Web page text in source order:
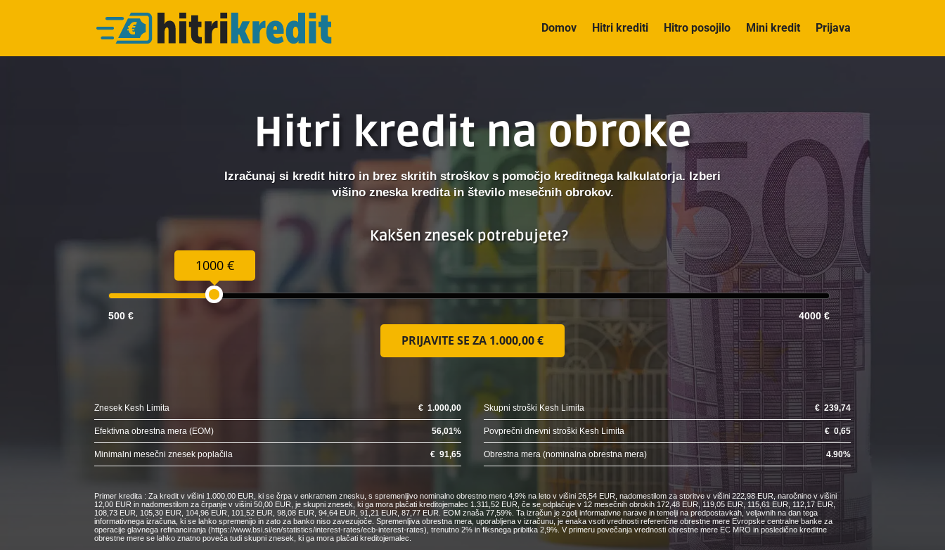
Domov Hitri krediti Hitro posojilo Mini kredit Prijava
Hitri kredit na obroke
Izračunaj si kredit hitro in brez skritih stroškov s pomočjo kreditnega kalkulatorja. Izberi
višino zneska kredita in število mesečnih obrokov.
Kakšen znesek potrebujete?
1000 €
500 € 4000 €
PRIJAVITE SE ZA 1.000,00 €
Znesek Kesh Limita € 1.000,00 Skupni stroški Kesh Limita € 239,74
Efektivna obrestna mera (EOM) 56,01% Povprečni dnevni stroški Kesh Limita €0,65
Minimalni mesečni znesek poplačila € 91,65 Obrestna mera (nominalna obrestna mera) 4.90%
Primer kredita : Za kredit v višini 1.000,00 EUR, ki se črpa v enkratnem znesku, s spremenljivo nominalno obrestno mero 4,9% na leto v višini 26,54 EUR, nadomestilom za storitve v višini 222,98 EUR, naročnino v višini
12,00 EUR in nadomestilom za črpanje v višini 50,00 EUR, je skupni znesek, ki ga mora plačati kreditojemalec 1.311,52 EUR, če se odplačuje v 12 mesečnih obrokih 172,48 EUR, 119,05 EUR, 115,61 EUR, 112,17 EUR,
108,73 EUR, 105,30 EUR, 104,96 EUR, 101,52 EUR, 98,08 EUR, 94,64 EUR, 91,21 EUR, 87,77 EUR. EOM znaša 77,59%. Ta izračun je zgolj informativne narave in temelji na predpostavkah, veljavnih na dan tega
informativnega izračuna, ki se lahko spremenijo in zato za banko niso zavezujoče. Spremenljiva obrestna mera, uporabljena v izračunu, je enaka vsoti vrednosti referenčne obrestne mere Evropske centralne banke za
operacije glavnega refinanciranja (https://www.bsi.si/en/statistics/interest-rates/ecb-interest-rates), trenutno 2% in fiksnega pribitka 2,9%. V primeru povečanja vrednosti obrestne mere EC MRO in posledično kreditne
obrestne mere se lahko znatno poveča tudi skupni znesek, ki ga mora plačati kreditojemalec.